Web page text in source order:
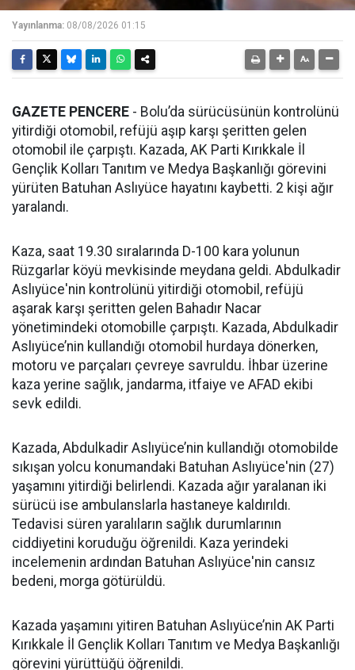
Yayınlanma: 08/08/2026 01:15
GAZETE PENCERE - Bolu’da sürücüsünün kontrolünü
yitirdiği otomobil, refüjü aşıp karşı şeritten gelen
otomobil ile çarpıştı. Kazada, AK Parti Kırıkkale İl
Gençlik Kolları Tanıtım ve Medya Başkanlığı görevini
yürüten Batuhan Aslıyüce hayatını kaybetti. 2 kişi ağır
yaralandı.
Kaza, saat 19.30 sıralarında D-100 kara yolunun
Rüzgarlar köyü mevkisinde meydana geldi. Abdulkadir
Aslıyüce'nin kontrolünü yitirdiği otomobil, refüjü
aşarak karşı şeritten gelen Bahadır Nacar
yönetimindeki otomobille çarpıştı. Kazada, Abdulkadir
Aslıyüce’nin kullandığı otomobil hurdaya dönerken,
motoru ve parçaları çevreye savruldu. İhbar üzerine
kaza yerine sağlık, jandarma, itfaiye ve AFAD ekibi
sevk edildi.
Kazada, Abdulkadir Aslıyüce’nin kullandığı otomobilde
sıkışan yolcu konumandaki Batuhan Aslıyüce'nin (27)
yaşamını yitirdiği belirlendi. Kazada ağır yaralanan iki
sürücü ise ambulanslarla hastaneye kaldırıldı.
Tedavisi süren yaralıların sağlık durumlarının
ciddiyetini koruduğu öğrenildi. Kaza yerindeki
incelemenin ardından Batuhan Aslıyüce'nin cansız
bedeni, morga götürüldü.
Kazada yaşamını yitiren Batuhan Aslıyüce’nin AK Parti
Kırıkkale İl Gençlik Kolları Tanıtım ve Medya Başkanlığı
görevini yürüttüğü öğrenildi.